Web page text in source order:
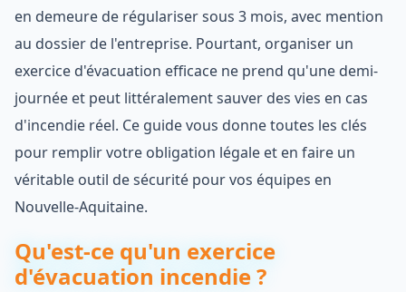
en demeure de régulariser sous 3 mois, avec mention
au dossier de l'entreprise. Pourtant, organiser un
exercice d'évacuation efficace ne prend qu'une demi-
journée et peut littéralement sauver des vies en cas
d'incendie réel. Ce guide vous donne toutes les clés
pour remplir votre obligation légale et en faire un
véritable outil de sécurité pour vos équipes en
Nouvelle-Aquitaine.
Qu'est-ce qu'un exercice
d'évacuation incendie ?